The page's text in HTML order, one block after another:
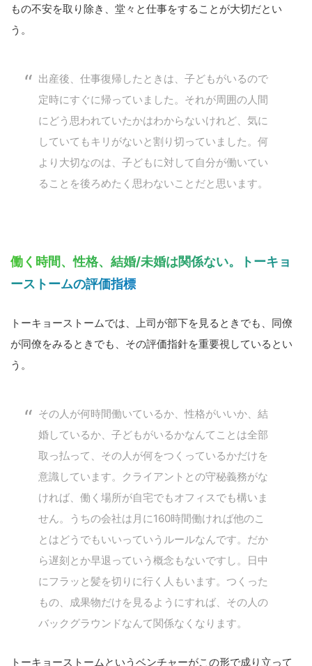
もの不安を取り除き、堂々と仕事をすることが大切だとい
う。
出産後、仕事復帰したときは、子どもがいるので
定時にすぐに帰っていました。それが周囲の人間
にどう思われていたかはわからないけれど、気に
していてもキリがないと割り切っていました。何
より大切なのは、子どもに対して自分が働いてい
ることを後ろめたく思わないことだと思います。
働く時間、性格、結婚/未婚は関係ない。トーキョ
ーストームの評価指標
トーキョーストームでは、上司が部下を見るときでも、同僚
が同僚をみるときでも、その評価指針を重要視しているとい
う。
その人が何時間働いているか、性格がいいか、結
婚しているか、子どもがいるかなんてことは全部
取っ払って、その人が何をつくっているかだけを
意識しています。クライアントとの守秘義務がな
ければ、働く場所が自宅でもオフィスでも構いま
せん。うちの会社は月に160時間働ければ他のこ
とはどうでもいいっていうルールなんです。だか
ら遅刻とか早退っていう概念もないですし。日中
にフラッと髪を切りに行く人もいます。つくった
もの、成果物だけを見るようにすれば、その人の
バックグラウンドなんて関係なくなります。
トーキョーストームというベンチャーがこの形で成り立って